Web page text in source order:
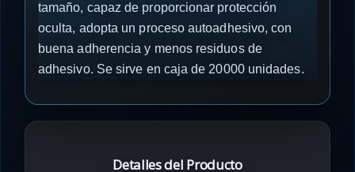
tamaño, capaz de proporcionar protección
oculta, adopta un proceso autoadhesivo, con
buena adherencia y menos residuos de
adhesivo. Se sirve en caja de 20000 unidades.
Detalles del Producto